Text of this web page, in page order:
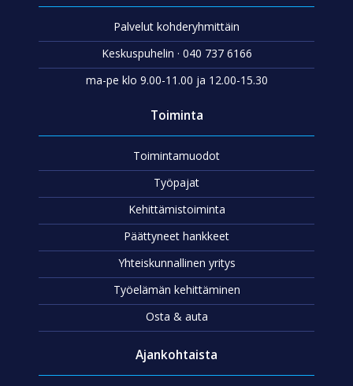
Palvelut kohderyhmittäin
Keskuspuhelin · 040 737 6166
ma-pe klo 9.00-11.00 ja 12.00-15.30
Toiminta
Toimintamuodot
Työpajat
Kehittämistoiminta
Päättyneet hankkeet
Yhteiskunnallinen yritys
Työelämän kehittäminen
Osta & auta
Ajankohtaista